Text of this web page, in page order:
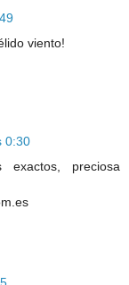
viento!
0:30
preciosa